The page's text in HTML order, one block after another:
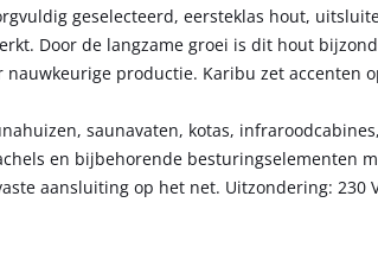
geselecteerd, eersteklas hout,
Door de langzame groei is dit hout
productie. Karibu zet accenten
saunavaten, kotas,
en bijbehorende besturingselementen
aansluiting op het net. Uitzondering: 230